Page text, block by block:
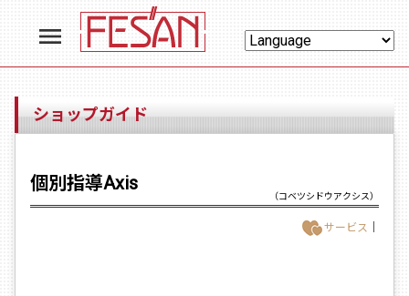
menu
ショップガイド
個別指導Axis
（コベツシドウアクシス）
サービス